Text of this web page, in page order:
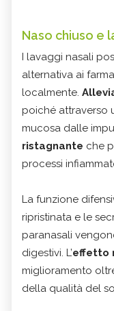
Naso chiuso e
I lavaggi nasali
alternativa ai
localmente.
poiché attraverso
mucosa dalle
ristagnante che
processi
La funzione
ripristinata e le
paranasali
digestivi. L’effetto
miglioramento
della qualità del